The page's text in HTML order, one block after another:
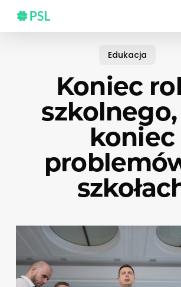
main
Edukacja
Koniec
koniec